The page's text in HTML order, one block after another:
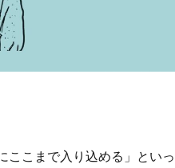
こまで入り込める」とい